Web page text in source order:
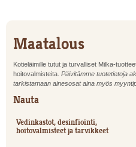
Maatalous
Kotieläimille tutut ja turvalliset Milka-
hoitovalmisteita. Päivitämme tuotetietoja
tarkistamaan ainesosat aina myös
Nauta
Vedinkastot, desinfiointi,
hoitovalmisteet ja tarvikkeet